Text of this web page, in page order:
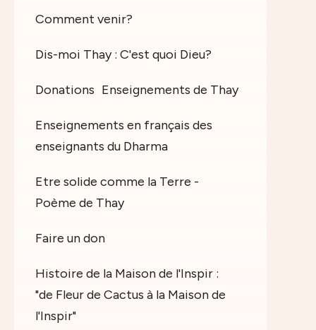
Comment venir?
Dis-moi Thay : C'est quoi Dieu?
Donations Enseignements de Thay
Enseignements en français des
enseignants du Dharma
Etre solide comme la Terre -
Poème de Thay
Faire un don
Histoire de la Maison de l'Inspir :
"de Fleur de Cactus à la Maison de
l'Inspir"